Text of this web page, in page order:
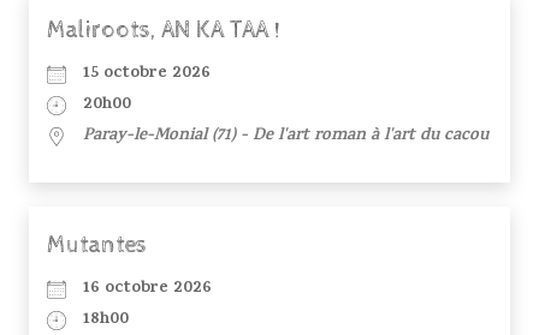
Maliroots, AN KA TAA !
15 octobre 2026
20h00
Paray-le-Monial (71) - De l'art roman à l'art du cacou
Mutantes
16 octobre 2026
18h00